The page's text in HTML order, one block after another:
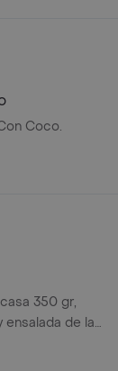
Coco.
350 gr,
ensalada de la